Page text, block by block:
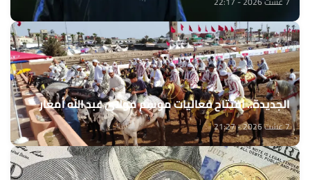
الجديدة.. افتتاح فعاليات موسم مولاي عبد الله أمغار
7 غشت 2026 - 21:27